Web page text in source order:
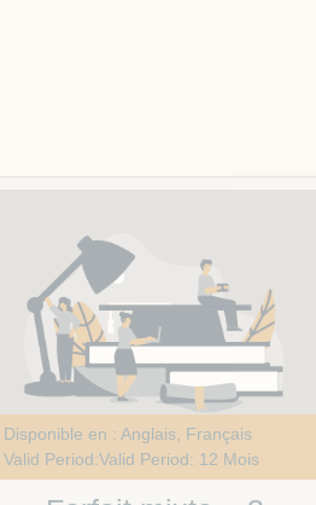
Contient six (6) codes au total
3 pour la Citoyenneté
3 pour les Valeurs québécoises
Offre polyvalente pour les consultants actifs
dans plusieurs volets